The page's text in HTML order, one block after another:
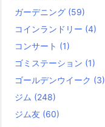
ガーデニング (59)
コインランドリー (4)
コンサート (1)
ゴミステーション (1)
ゴールデンウイーク (3)
ジム (248)
ジム友 (60)